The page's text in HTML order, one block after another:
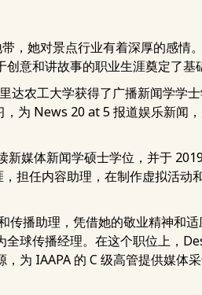
，她对景点行业有着深厚的感情
意和讲故事的职业生涯奠定了基
达农工大学获得了广播新闻学学
为 News 20 at 5 报道娱乐新闻
媒体新闻学硕士学位，并于
担任内容助理，在制作虚拟活动
播助理，凭借她的敬业精神和
球传播经理。在这个职位上，
为 IAAPA 的 C 级高管提供媒体采